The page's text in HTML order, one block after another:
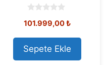
o
t
o
f
5
101.999,00₺
Sepete Ekle